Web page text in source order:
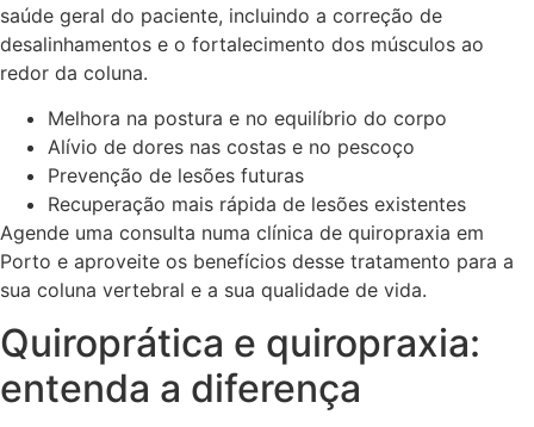
saúde geral do paciente, incluindo a correção de
desalinhamentos e o fortalecimento dos músculos ao
redor da coluna.
Melhora na postura e no equilíbrio do corpo
Alívio de dores nas costas e no pescoço
Prevenção de lesões futuras
Recuperação mais rápida de lesões existentes
Agende uma consulta numa clínica de quiropraxia em
Porto e aproveite os benefícios desse tratamento para a
sua coluna vertebral e a sua qualidade de vida.
Quiroprática e quiropraxia:
entenda a diferença